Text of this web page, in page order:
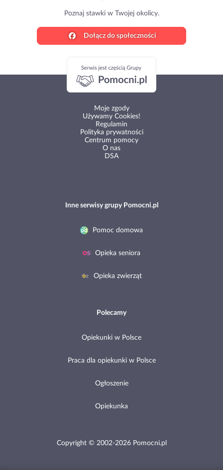
Poznaj stawki w Twojej okolicy.
Dołącz do społeczności
Moje zgody
Używamy Cookies!
Regulamin
Polityka prywatności
Centrum pomocy
O nas
DSA
Inne serwisy grupy Pomocni.pl
Pomoc domowa
Opieka seniora
Opieka zwierząt
Polecamy
Opiekunki w Polsce
Praca dla opiekunki w Polsce
Ogłoszenie
Opiekunka
Copyright © 2002-2026 Pomocni.pl